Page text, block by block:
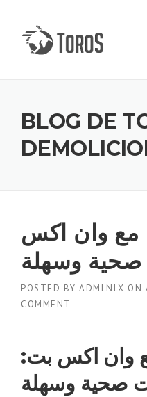
content
BLOG DE
مع وان اكس
وسهلة
POSTED BY ADMLNLX ON
COMMENT
وان اكس بت:
صحية وسهلة